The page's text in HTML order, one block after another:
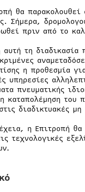
θα παρακολουθεί
Σήμερα,
πριν από το
τη διαδικασία
η προθεσμία
υπηρεσίες
πνευματικής
καταπολέμηση του
διαδικτυακές
η Επιτροπή
τεχνολογικές